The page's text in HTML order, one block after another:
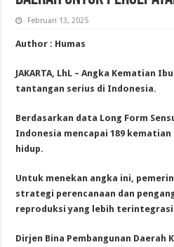
Februari 13, 2025
Author : Humas
JAKARTA, LhL – Angka Kematian
tantangan serius di Indonesia.
Berdasarkan data Long Form
Indonesia mencapai 189 kematian
hidup.
Untuk menekan angka ini,
strategi perencanaan dan
reproduksi yang lebih
Dirjen Bina Pembangunan Daerah